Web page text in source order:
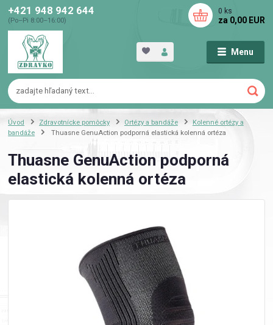
Menu
+421 948 942 644
(Po–Pi 8:00–16:00)
0 ks
za 0,00 EUR
Úvod Zdravotnícke pomôcky Ortézy a bandáže
Kolenné ortézy a
bandáže
Thuasne GenuAction podporná elastická kolenná ortéza
Thuasne GenuAction podporná
elastická kolenná ortéza